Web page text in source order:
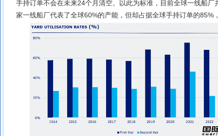
手持订单不会在未来24个月清空。以此为标准，目前全球一线船
家一线船厂代表了全球60%的产能，但却占据全球手持订单的85%